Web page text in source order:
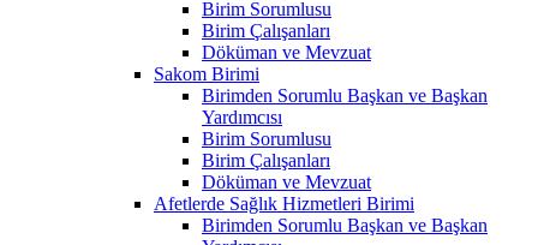
Birim Sorumlusu
Birim Çalışanları
Döküman ve Mevzuat
Sakom Birimi
Birimden Sorumlu Başkan ve Başkan
Yardımcısı
Birim Sorumlusu
Birim Çalışanları
Döküman ve Mevzuat
Afetlerde Sağlık Hizmetleri Birimi
Birimden Sorumlu Başkan ve Başkan